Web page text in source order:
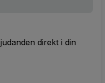
direkt i din